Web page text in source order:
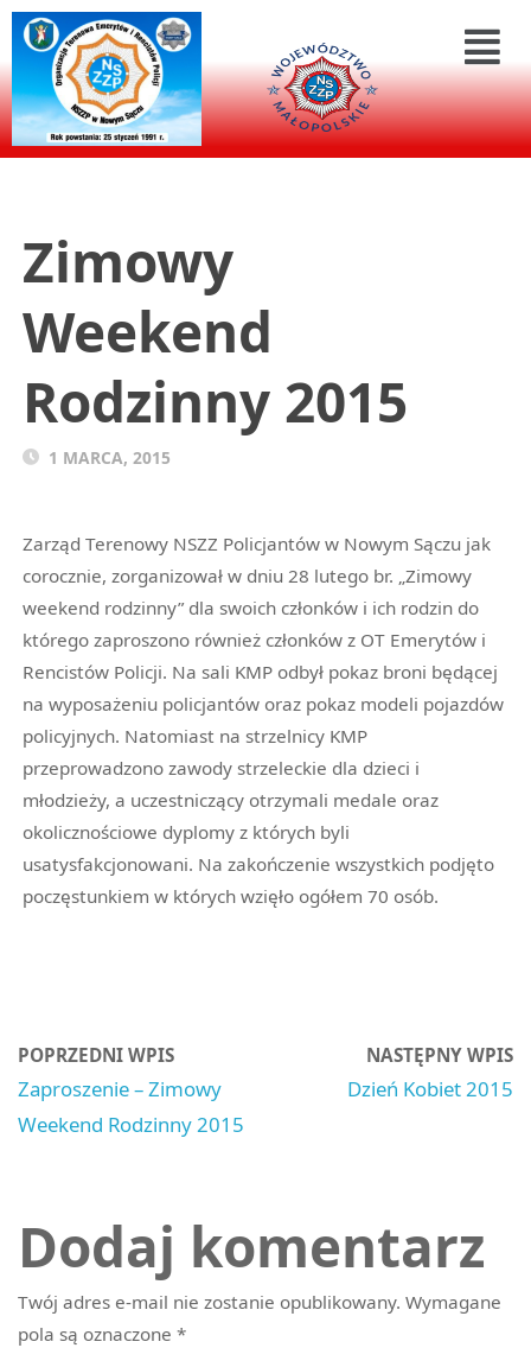
Zimowy
Weekend
Rodzinny 2015
1 MARCA, 2015
Zarząd Terenowy NSZZ Policjantów w Nowym Sączu jak
corocznie, zorganizował w dniu 28 lutego br. „Zimowy
weekend rodzinny” dla swoich członków i ich rodzin do
którego zaproszono również członków z OT Emerytów i
Rencistów Policji. Na sali KMP odbył pokaz broni będącej
na wyposażeniu policjantów oraz pokaz modeli pojazdów
policyjnych. Natomiast na strzelnicy KMP
przeprowadzono zawody strzeleckie dla dzieci i
młodzieży, a uczestniczący otrzymali medale oraz
okolicznościowe dyplomy z których byli
usatysfakcjonowani. Na zakończenie wszystkich podjęto
poczęstunkiem w których wzięło ogółem 70 osób.
POPRZEDNI WPIS
Zaproszenie – Zimowy
Weekend Rodzinny 2015
NASTĘPNY WPIS
Dzień Kobiet 2015
Dodaj komentarz
Twój adres e-mail nie zostanie opublikowany. Wymagane
pola są oznaczone*